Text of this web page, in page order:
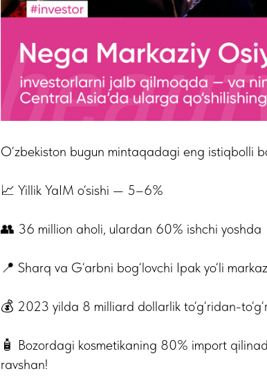
O‘zbekiston bugun mintaqadagi eng istiqbolli
📈 Yillik YaIM o‘sishi — 5–6%
👥 36 million aholi, ulardan 60% ishchi yoshda
📍 Sharq va G‘arbni bog‘lovchi Ipak yo‘li
💰 2023 yilda 8 milliard dollarlik to‘g‘ridan-
🧴 Bozordagi kosmetikaning 80% import
ravshan!